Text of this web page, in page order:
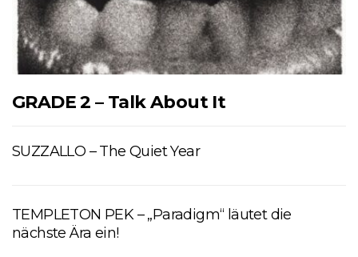
GRADE 2 – Talk About It
SUZZALLO – The Quiet Year
TEMPLETON PEK – „Paradigm“ läutet die
nächste Ära ein!